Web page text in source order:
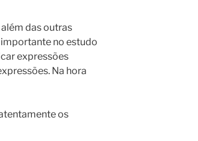
das outras
no estudo
expressões
Na hora
os